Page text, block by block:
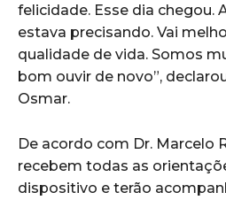
felicidade. Esse dia chegou.
estava precisando. Vai
qualidade de vida. Somos
bom ouvir de novo”,
Osmar.
De acordo com Dr. Marcelo
recebem todas as
dispositivo e terão